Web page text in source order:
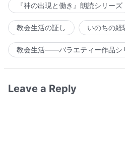
『神の出現と働き』朗読シリーズ
教会生活の証し いのちの経
教会生活――バラエティー作品シ
Leave a Reply